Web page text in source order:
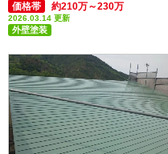
価格帯
約210万～230万
2026.03.14 更新
外壁塗装